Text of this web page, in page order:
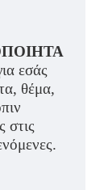
εσάς
θέμα,
στις